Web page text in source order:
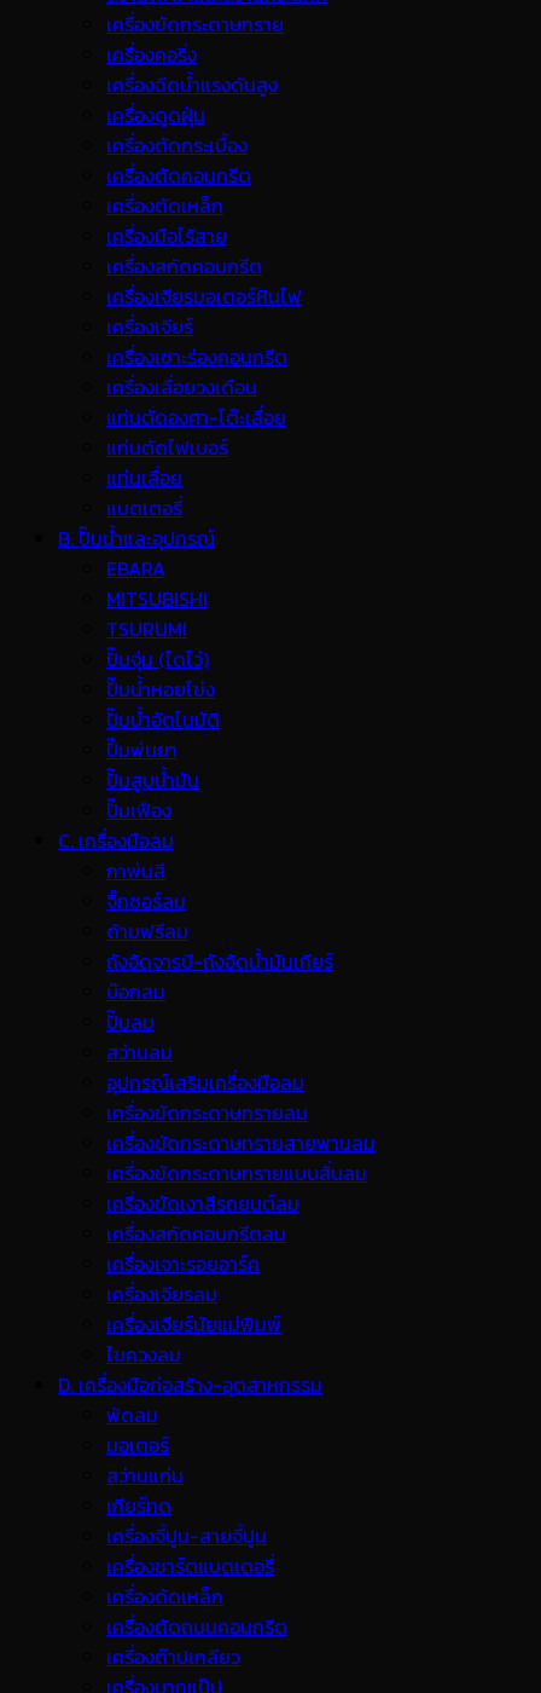
เครื่องขัดกระดาษทราย
เครื่องคอริ่ง
เครื่องฉีดน้ำแรงดันสูง
เครื่องดูดฝุ่น
เครื่องตัดกระเบื้อง
เครื่องตัดคอนกรีต
เครื่องตัดเหล็ก
เครื่องมือไร้สาย
เครื่องสกัดคอนกรีต
เครื่องเจียรมอเตอร์หินไฟ
เครื่องเจียร์
เครื่องเซาะร่องคอนกรีต
เครื่องเลื่อยวงเดือน
แท่นตัดองศา-โต๊ะเลื่อย
แท่นตัดไฟเบอร์
แท่นเลื่อย
แบตเตอรี่
B. ปั๊มน้ำและอุปกรณ์
EBARA
MITSUBISHI
TSURUMI
ปั๊มจุ่ม (ไดโว่)
ปั๊มน้ำหอยโข่ง
ปั๊มน้ำอัตโนมัติ
ปั๊มพ่นยา
ปั๊มสูบน้ำมัน
ปั๊มเฟือง
C. เครื่องมือลม
กาพ่นสี
จิ๊กซอร์ลม
ด้ามฟรีลม
ถังอัดจารบี-ถังอัดน้ำมันเกียร์
บ๊อกลม
ปั๊มลม
สว่านลม
อุปกรณ์เสริมเครื่องมือลม
เครื่องขัดกระดาษทรายลม
เครื่องขัดกระดาษทรายสายพานลม
เครื่องขัดกระดาษทรายแบบสั่นลม
เครื่องขัดเงาสีรถยนต์ลม
เครื่องสกัดคอนกรีตลม
เครื่องเจาะรอยอาร์ค
เครื่องเจียรลม
เครื่องเจียร์นัยแม่พิมพ์
ไขควงลม
D. เครื่องมือก่อสร้าง-อุตสาหกรรม
พ้ดลม
มอเตอร์
สว่านแท่น
เกียร์ทด
เครื่องจี้ปูน-สายจี้ปูน
เครื่องชาร์ตแบตเตอรี่
เครื่องดัดเหล็ก
เครื่องตัดถนนคอนกรีต
เครื่องต๊าปเกลียว
เครื่องบากแป๊ป